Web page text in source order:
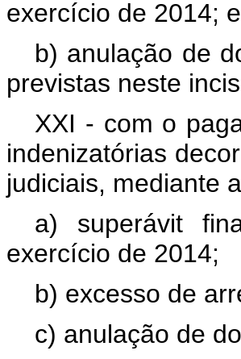
exercício de 2014; e
b) anulação de
previstas neste
XXI - com o
indenizatórias
judiciais, mediante
a) superávit
exercício de 2014;
b) excesso de
c) anulação de